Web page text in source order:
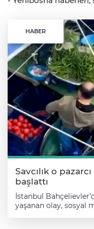
HABER
Savcılık o
başlattı
İstanbul
yaşanan olay, sosyal